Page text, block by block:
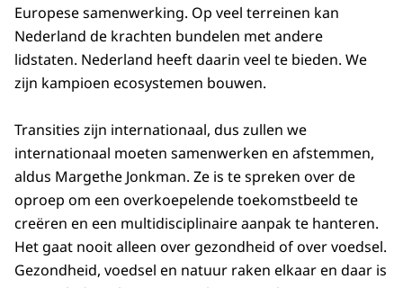
Europese samenwerking. Op veel terreinen kan
Nederland de krachten bundelen met andere
lidstaten. Nederland heeft daarin veel te bieden. We
zijn kampioen ecosystemen bouwen.
Transities zijn internationaal, dus zullen we
internationaal moeten samenwerken en afstemmen,
aldus Margethe Jonkman. Ze is te spreken over de
oproep om een overkoepelende toekomstbeeld te
creëren en een multidisciplinaire aanpak te hanteren.
Het gaat nooit alleen over gezondheid of over voedsel.
Gezondheid, voedsel en natuur raken elkaar en daar is